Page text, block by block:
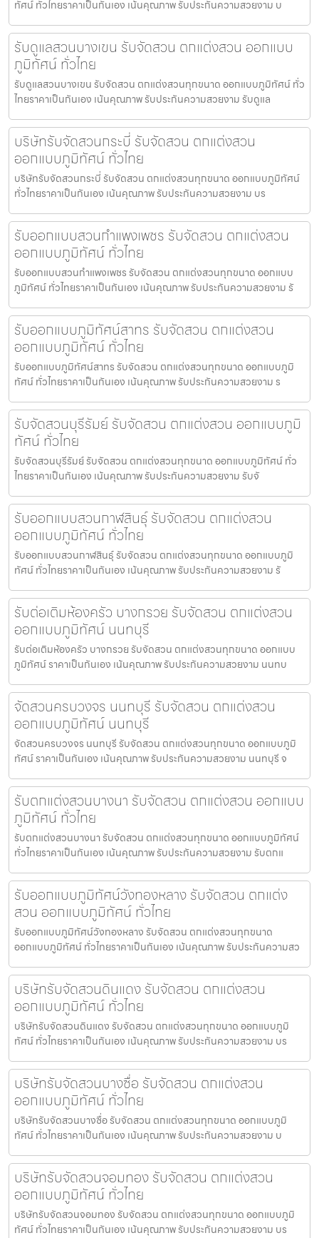
ทัศน์ ทั่วไทยราคาเป็นกันเอง เน้นคุณภาพ รับประกันความสวยงาม บ
รับดูแลสวนบางเขน รับจัดสวน ตกแต่งสวน ออกแบบ
ภูมิทัศน์ ทั่วไทย
รับดูแลสวนบางเขน รับจัดสวน ตกแต่งสวนทุกขนาด ออกแบบภูมิทัศน์ ทั่ว
ไทยราคาเป็นกันเอง เน้นคุณภาพ รับประกันความสวยงาม รับดูแล
บริษัทรับจัดสวนกระบี่ รับจัดสวน ตกแต่งสวน
ออกแบบภูมิทัศน์ ทั่วไทย
บริษัทรับจัดสวนกระบี่ รับจัดสวน ตกแต่งสวนทุกขนาด ออกแบบภูมิทัศน์
ทั่วไทยราคาเป็นกันเอง เน้นคุณภาพ รับประกันความสวยงาม บร
รับออกแบบสวนกำแพงเพชร รับจัดสวน ตกแต่งสวน
ออกแบบภูมิทัศน์ ทั่วไทย
รับออกแบบสวนกำแพงเพชร รับจัดสวน ตกแต่งสวนทุกขนาด ออกแบบ
ภูมิทัศน์ ทั่วไทยราคาเป็นกันเอง เน้นคุณภาพ รับประกันความสวยงาม รั
รับออกแบบภูมิทัศน์สาทร รับจัดสวน ตกแต่งสวน
ออกแบบภูมิทัศน์ ทั่วไทย
รับออกแบบภูมิทัศน์สาทร รับจัดสวน ตกแต่งสวนทุกขนาด ออกแบบภูมิ
ทัศน์ ทั่วไทยราคาเป็นกันเอง เน้นคุณภาพ รับประกันความสวยงาม ร
รับจัดสวนบุรีรัมย์ รับจัดสวน ตกแต่งสวน ออกแบบภูมิ
ทัศน์ ทั่วไทย
รับจัดสวนบุรีรัมย์ รับจัดสวน ตกแต่งสวนทุกขนาด ออกแบบภูมิทัศน์ ทั่ว
ไทยราคาเป็นกันเอง เน้นคุณภาพ รับประกันความสวยงาม รับจั
รับออกแบบสวนกาฬสินธุ์ รับจัดสวน ตกแต่งสวน
ออกแบบภูมิทัศน์ ทั่วไทย
รับออกแบบสวนกาฬสินธุ์ รับจัดสวน ตกแต่งสวนทุกขนาด ออกแบบภูมิ
ทัศน์ ทั่วไทยราคาเป็นกันเอง เน้นคุณภาพ รับประกันความสวยงาม รั
รับต่อเติมห้องครัว บางกรวย รับจัดสวน ตกแต่งสวน
ออกแบบภูมิทัศน์ นนทบุรี
รับต่อเติมห้องครัว บางกรวย รับจัดสวน ตกแต่งสวนทุกขนาด ออกแบบ
ภูมิทัศน์ ราคาเป็นกันเอง เน้นคุณภาพ รับประกันความสวยงาม นนทบ
จัดสวนครบวงจร นนทบุรี รับจัดสวน ตกแต่งสวน
ออกแบบภูมิทัศน์ นนทบุรี
จัดสวนครบวงจร นนทบุรี รับจัดสวน ตกแต่งสวนทุกขนาด ออกแบบภูมิ
ทัศน์ ราคาเป็นกันเอง เน้นคุณภาพ รับประกันความสวยงาม นนทบุรี จ
รับตกแต่งสวนบางนา รับจัดสวน ตกแต่งสวน ออกแบบ
ภูมิทัศน์ ทั่วไทย
รับตกแต่งสวนบางนา รับจัดสวน ตกแต่งสวนทุกขนาด ออกแบบภูมิทัศน์
ทั่วไทยราคาเป็นกันเอง เน้นคุณภาพ รับประกันความสวยงาม รับตกแ
รับออกแบบภูมิทัศน์วังทองหลาง รับจัดสวน ตกแต่ง
สวน ออกแบบภูมิทัศน์ ทั่วไทย
รับออกแบบภูมิทัศน์วังทองหลาง รับจัดสวน ตกแต่งสวนทุกขนาด
ออกแบบภูมิทัศน์ ทั่วไทยราคาเป็นกันเอง เน้นคุณภาพ รับประกันความสว
บริษัทรับจัดสวนดินแดง รับจัดสวน ตกแต่งสวน
ออกแบบภูมิทัศน์ ทั่วไทย
บริษัทรับจัดสวนดินแดง รับจัดสวน ตกแต่งสวนทุกขนาด ออกแบบภูมิ
ทัศน์ ทั่วไทยราคาเป็นกันเอง เน้นคุณภาพ รับประกันความสวยงาม บร
บริษัทรับจัดสวนบางซื่อ รับจัดสวน ตกแต่งสวน
ออกแบบภูมิทัศน์ ทั่วไทย
บริษัทรับจัดสวนบางซื่อ รับจัดสวน ตกแต่งสวนทุกขนาด ออกแบบภูมิ
ทัศน์ ทั่วไทยราคาเป็นกันเอง เน้นคุณภาพ รับประกันความสวยงาม บ
บริษัทรับจัดสวนจอมทอง รับจัดสวน ตกแต่งสวน
ออกแบบภูมิทัศน์ ทั่วไทย
บริษัทรับจัดสวนจอมทอง รับจัดสวน ตกแต่งสวนทุกขนาด ออกแบบภูมิ
ทัศน์ ทั่วไทยราคาเป็นกันเอง เน้นคุณภาพ รับประกันความสวยงาม บร